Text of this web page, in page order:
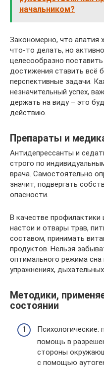
начальником?
Закономерно, что апатия
что-то делать, но
целесообразно
достижения ставить всё
перспективные задачи.
незначительный успех,
держать на виду – это
действию.
Препараты и
Антидепрессанты и
строго по
врача. Самостоятельно
значит, подвергать
опасности.
В качестве профилактики
настои и отвары трав,
составом, принимать
продуктов. Нельзя
оптимального режима
упражнениях,
Методики,
состоянии
Психологические:
помощь в
стороны
с помощью